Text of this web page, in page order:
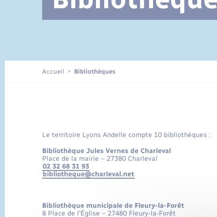
Documents d’identité
Accueil Bibliothèques
Le territoire Lyons Andelle compte 10 bibliothèques :
Bibliothèque Jules Vernes de Charleval
Place de la mairie – 27380 Charleval
02 32 68 31 93
bibliotheque@charleval.net
Bibliothèque municipale de Fleury-la-Forêt
8 Place de l’Église – 27480 Fleury-la-Forêt